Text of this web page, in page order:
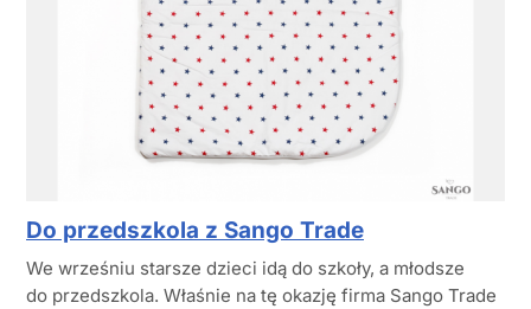
Do przedszkola z Sango Trade
We wrześniu starsze dzieci idą do szkoły, a młodsze
do przedszkola. Właśnie na tę okazję firma Sango Trade